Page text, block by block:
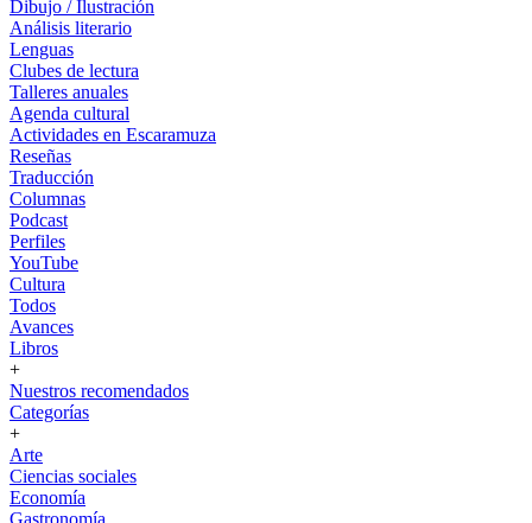
Dibujo / Ilustración
Análisis literario
Lenguas
Clubes de lectura
Talleres anuales
Agenda cultural
Actividades en Escaramuza
Reseñas
Traducción
Columnas
Podcast
Perfiles
YouTube
Cultura
Todos
Avances
Libros
+
Nuestros recomendados
Categorías
+
Arte
Ciencias sociales
Economía
Gastronomía